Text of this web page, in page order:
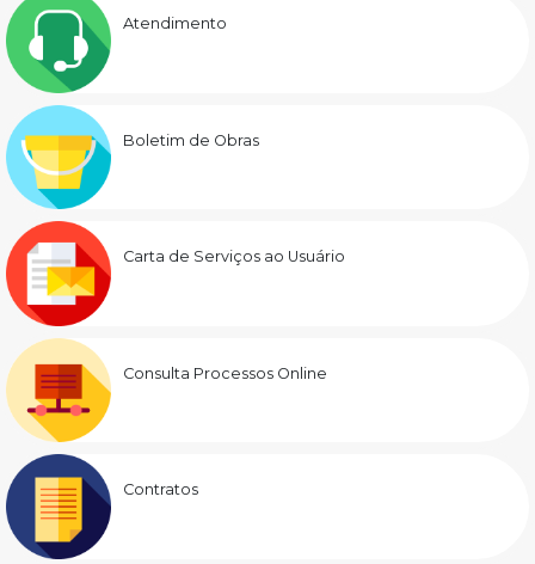
Atendimento
Boletim de Obras
Carta de Serviços ao Usuário
Consulta Processos Online
Contratos